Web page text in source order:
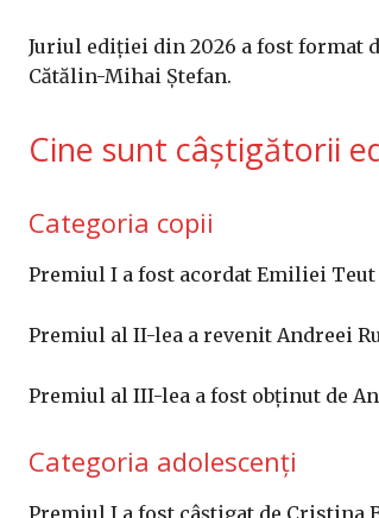
Juriul ediției din 2026 a fost format
Cătălin-Mihai Ștefan.
Cine sunt câștigătorii
Categoria copii
Premiul I a fost acordat Emiliei
Premiul al II-lea a revenit Andreei
Premiul al III-lea a fost obținut de
Categoria adolescenți
Premiul I a fost câștigat de Cristina